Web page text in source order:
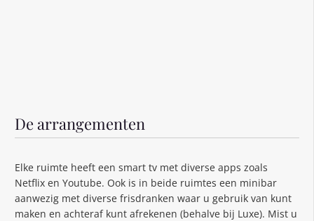
De arrangementen
Elke ruimte heeft een smart tv met diverse apps zoals
Netflix en Youtube. Ook is in beide ruimtes een minibar
aanwezig met diverse frisdranken waar u gebruik van kunt
maken en achteraf kunt afrekenen (behalve bij Luxe). Mist u